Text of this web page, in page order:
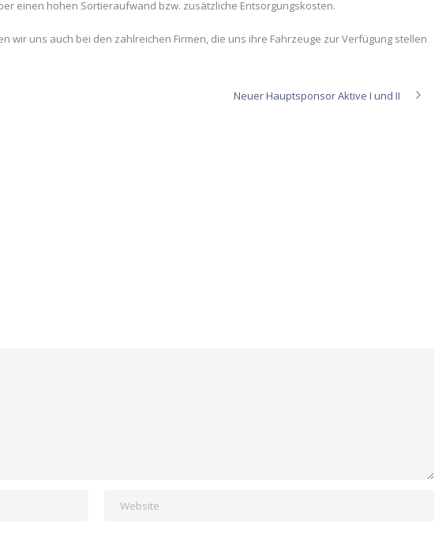
einen hohen Sortieraufwand bzw. zusätzliche Entsorgungskosten.
uns auch bei den zahlreichen Firmen, die uns ihre Fahrzeuge zur Verfügung stellen
Neuer Hauptsponsor Aktive I und II